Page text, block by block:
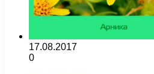
17.08.2017
0